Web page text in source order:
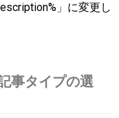
」に変更し
事タイプの選